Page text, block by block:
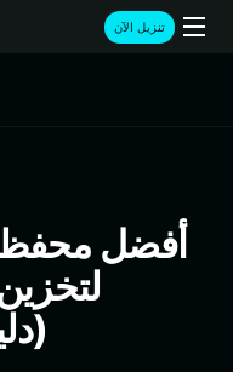
تنزيل الآن
wanny (دليل 2026)